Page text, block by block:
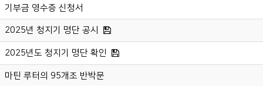
기부금 영수증 신청서
2025년 청지기 명단 공시
2025년도 청지기 명단 확인
마틴 루터의 95개조 반박문